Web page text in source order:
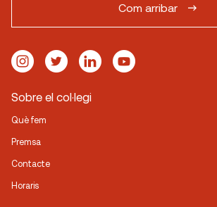
Com arribar
Sobre el col·legi
Què fem
Premsa
Contacte
Horaris